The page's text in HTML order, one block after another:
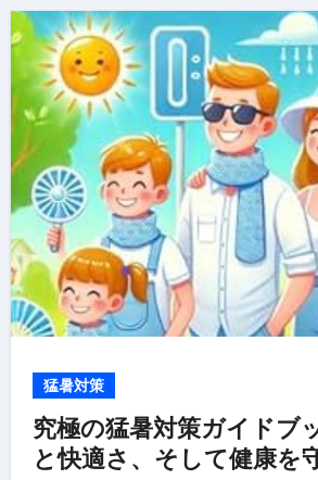
猛暑対策
究極の猛暑対策ガイドブ
と快適さ、そして健康を